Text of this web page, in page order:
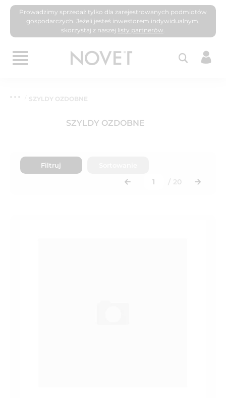
Prowadzimy sprzedaż tylko dla zarejestrowanych podmiotów
gospodarczych. Jeżeli jesteś inwestorem indywidualnym,
skorzystaj z naszej listy partnerów.
SZYLDY OZDOBNE
SZYLDY OZDOBNE
Filtruj
/ 20